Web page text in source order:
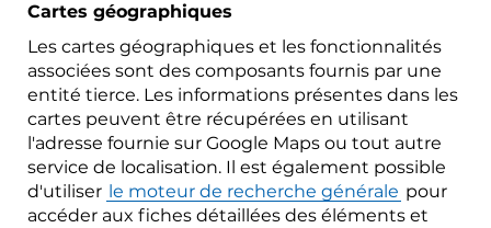
Cartes géographiques
Les cartes géographiques et les fonctionnalités
associées sont des composants fournis par une
entité tierce. Les informations présentes dans les
cartes peuvent être récupérées en utilisant
l'adresse fournie sur Google Maps ou tout autre
service de localisation. Il est également possible
d'utiliser le moteur de recherche générale pour
accéder aux fiches détaillées des éléments et